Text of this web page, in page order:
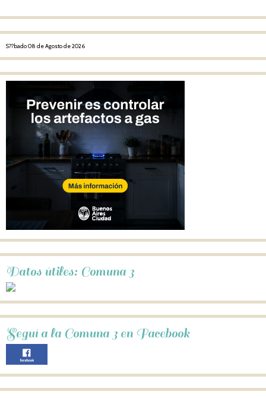
S??bado 08 de Agosto de 2026
Datos útiles: Comuna 3
Seguí a la Comuna 3 en Facebook